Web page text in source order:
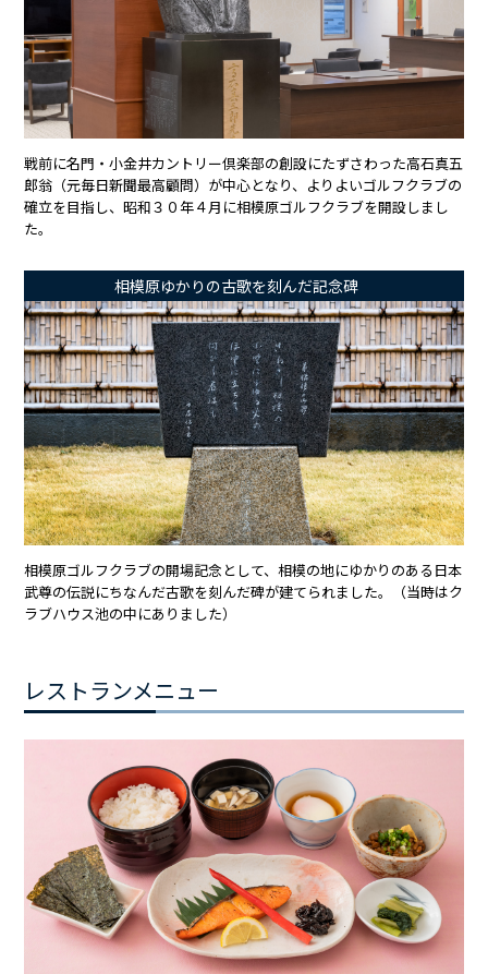
戦前に名門・小金井カントリー倶楽部の創設にたずさわった高石真五
郎翁（元毎日新聞最高顧問）が中心となり、よりよいゴルフクラブの
確立を目指し、昭和３０年４月に相模原ゴルフクラブを開設しまし
た。
相模原ゆかりの古歌を刻んだ記念碑
相模原ゴルフクラブの開場記念として、相模の地にゆかりのある日本
武尊の伝説にちなんだ古歌を刻んだ碑が建てられました。（当時はク
ラブハウス池の中にありました）
レストランメニュー